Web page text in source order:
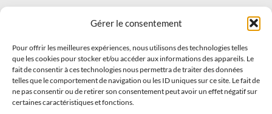
Gérer le consentement
Pour offrir les meilleures expériences, nous utilisons des technologies telles
que les cookies pour stocker et/ou accéder aux informations des appareils. Le
fait de consentir à ces technologies nous permettra de traiter des données
telles que le comportement de navigation ou les ID uniques sur ce site. Le fait de
ne pas consentir ou de retirer son consentement peut avoir un effet négatif sur
certaines caractéristiques et fonctions.
REJOIGNEZ NOTRE COMMUNAUTÉ !
Inscrivez-vous à notre newsletter
Recevez nos offres et nouveautés en avant-première !